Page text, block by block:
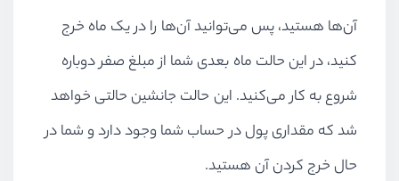
آن‌ها هستید، پس می‌توانید آن‌ها را در یک ماه خرج
کنید، در این حالت ماه بعدی شما از مبلغ صفر دوباره
شروع به کار می‌کنید. این حالت جانشین حالتی خواهد
شد که مقداری پول در حساب شما وجود دارد و شما در
حال خرج کردن آن هستید.